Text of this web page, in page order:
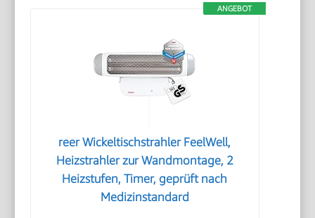
ANGEBOT
reer Wickeltischstrahler FeelWell,
Heizstrahler zur Wandmontage, 2
Heizstufen, Timer, geprüft nach
Medizinstandard